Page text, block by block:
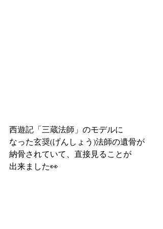
西遊記「三蔵法師」のモデルに
なった玄奨(げんしょう)法師の遺骨が
納骨されていて、直接見ることが
出来ました👀